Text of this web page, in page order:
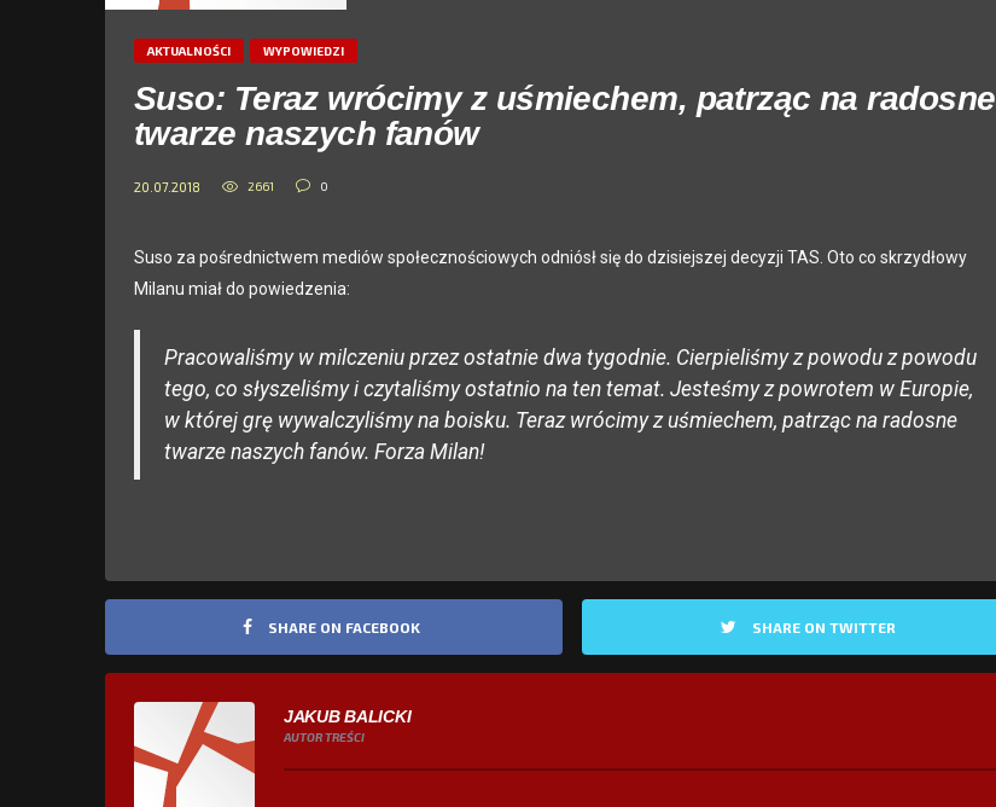
AKTUALNOŚCI WYPOWIEDZI
Suso: Teraz wrócimy z uśmiechem, patrząc na radosne
twarze naszych fanów
20.07.2018 2661 0
Suso za pośrednictwem mediów społecznościowych odniósł się do dzisiejszej decyzji TAS. Oto co skrzydłowy
Milanu miał do powiedzenia:
Pracowaliśmy w milczeniu przez ostatnie dwa tygodnie. Cierpieliśmy z powodu z powodu
tego, co słyszeliśmy i czytaliśmy ostatnio na ten temat. Jesteśmy z powrotem w Europie,
w której grę wywalczyliśmy na boisku. Teraz wrócimy z uśmiechem, patrząc na radosne
twarze naszych fanów. Forza Milan!
SHARE ON FACEBOOK SHARE ON TWITTER
JAKUB BALICKI
AUTOR TREŚCI